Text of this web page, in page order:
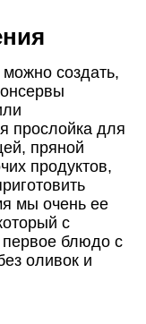
создать,
прослойка для
пряной
продуктов,
мы очень ее
с
блюдо с
оливок и